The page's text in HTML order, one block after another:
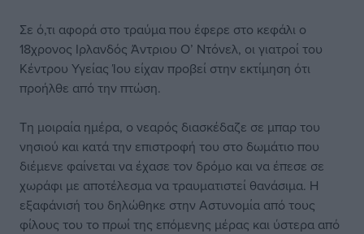
Σε ό,τι αφορά στο τραύμα που έφερε στο κεφάλι ο
18χρονος Ιρλανδός Άντριου Ο’ Ντόνελ, οι γιατροί του
Κέντρου Υγείας Ίου είχαν προβεί στην εκτίμηση ότι
προήλθε από την πτώση.
Τη μοιραία ημέρα, ο νεαρός διασκέδαζε σε μπαρ του
νησιού και κατά την επιστροφή του στο δωμάτιο που
διέμενε φαίνεται να έχασε τον δρόμο και να έπεσε σε
χωράφι με αποτέλεσμα να τραυματιστεί θανάσιμα. Η
εξαφάνισή του δηλώθηκε στην Αστυνομία από τους
φίλους του το πρωί της επόμενης μέρας και ύστερα από